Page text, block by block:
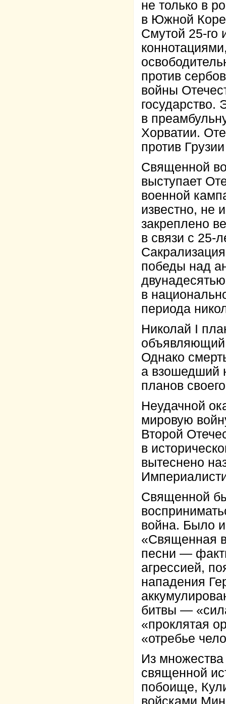
не только в
в Южной
Смутой 25-го
против
войны
государство.
в
Хорватии.
против
Священной
выступает
военной
известно, не
закреплено
в связи с 25-
победы над
в
периода
Николай I
объявляющий
Однако
а взошедший
планов
Неудачной
мировую
Второй
в
вытеснено
Священной
война. Было
«Священная
песни —
агрессией,
нападения
битвы —
«проклятая
«отребье
Из
священной
побоище,
войсками